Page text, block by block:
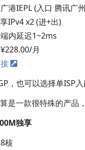
港IEPL (入口 腾讯广
IPv4 x2 (进+出)
内延迟1~2ms
月
，也可以选择单ISP入
是一款很特殊的产品
独享
核